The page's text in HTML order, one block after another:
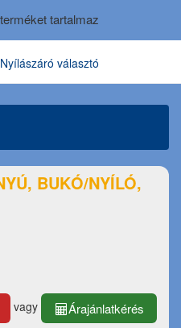
tartalmaz
Nyílászáró választó
BUKÓ/NYÍLÓ,
vagy
Árajánlatkérés